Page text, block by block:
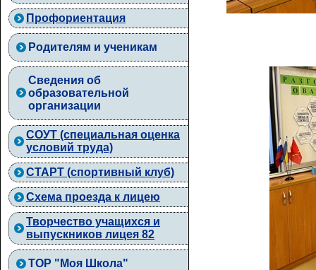
Профориентация
Родителям и ученикам
Сведения об
образовательной
организации
СОУТ (специальная оценка
условий труда)
СТАРТ (спортивный клуб)
Схема проезда к лицею
Творчество учащихся и
выпускников лицея 82
ТОР "Моя Школа"